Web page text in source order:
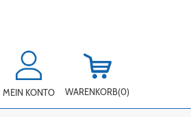
WARENKORB(0)
MEIN KONTO